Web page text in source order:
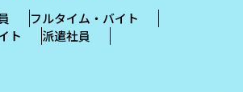
フルタイム・バイト
ト
派遣社員